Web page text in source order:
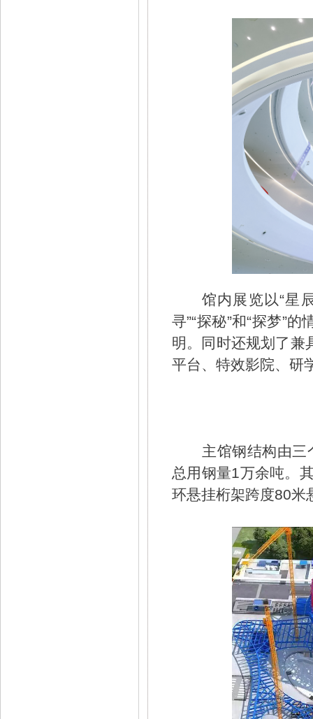
馆内展览以“星
寻”“探秘”和“探梦”
明。同时还规划了兼
平台、特效影院、研
主馆钢结构由
总用钢量1万余吨。
环悬挂桁架跨度80米